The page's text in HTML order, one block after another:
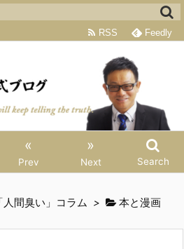
«
Prev
»
Next Search
RSS Feedly
人間臭い」コラム > 本と漫画